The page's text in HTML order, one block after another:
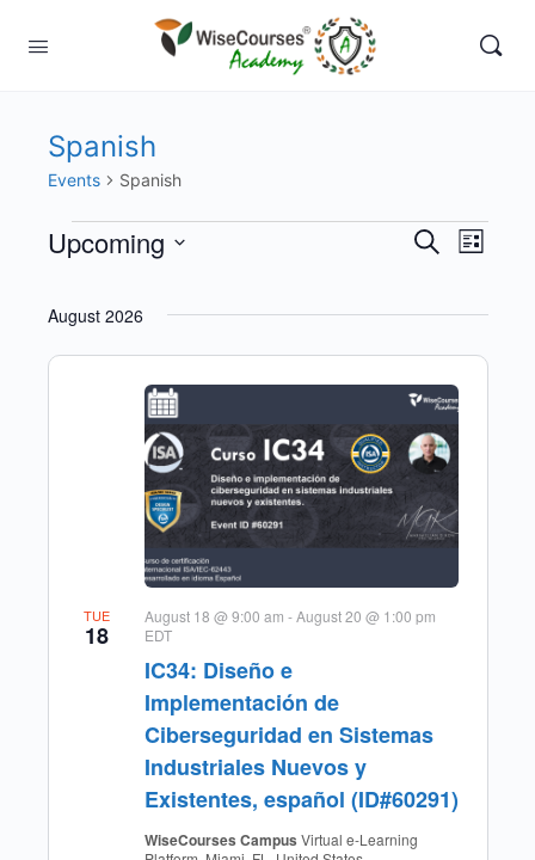
Spanish
Events Spanish
Events
Events
and
Views
SearchEvent
List
Upcoming
date.
August 2026
TUE
18
IC34: Diseño e
Implementación de
Ciberseguridad en Sistemas
Industriales Nuevos y
Existentes, español (ID#60291)
August 18 @ 9:00 am -August 20 @ 1:00 pm
EDT
WiseCourses Campus Virtual e-Learning